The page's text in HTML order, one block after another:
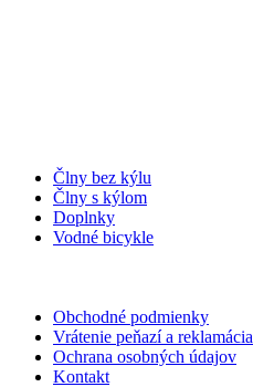
Člny bez kýlu
Člny s kýlom
Doplnky
Vodné bicykle
Obchodné podmienky
Vrátenie peňazí a reklamácia
Ochrana osobných údajov
Kontakt